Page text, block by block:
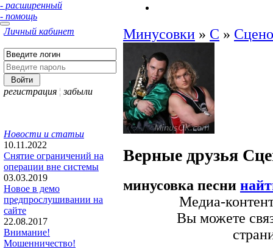
- расширенный
- помощь
Личный кабинет
регистрация ¦ забыли
Новости и статьи
10.11.2022
Снятие ограничений на
операции вне системы
03.03.2019
Новое в демо
предпрослушивании на
сайте
22.08.2017
Внимание!
Мошенничество!
Минусовки » С »
Верные друзья
минусовка песни
Медиа-
Вы можете